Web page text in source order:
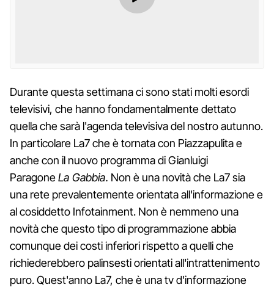
Durante questa settimana ci sono stati molti esordi
televisivi, che hanno fondamentalmente dettato
quella che sarà l'agenda televisiva del nostro autunno.
In particolare La7 che è tornata con Piazzapulita e
anche con il nuovo programma di Gianluigi
ParagoneLa Gabbia. Non è una novità che La7 sia
una rete prevalentemente orientata all'informazione e
al cosiddetto Infotainment. Non è nemmeno una
novità che questo tipo di programmazione abbia
comunque dei costi inferiori rispetto a quelli che
richiederebbero palinsesti orientati all'intrattenimento
puro. Quest'anno La7, che è una tv d'informazione